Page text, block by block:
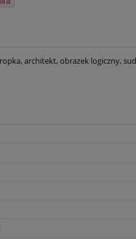
architekt, obrazek logiczny,